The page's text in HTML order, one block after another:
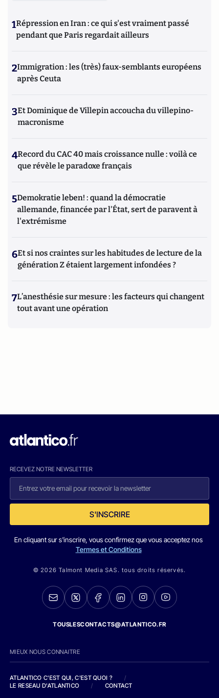
1Répression en Iran : ce qui s'est vraiment passé
pendant que Paris regardait ailleurs
2Immigration : les (très) faux-semblants européens
après Ceuta
3Et Dominique de Villepin accoucha du villepino-
macronisme
4Record du CAC 40 mais croissance nulle : voilà ce
que révèle le paradoxe français
5Demokratie leben! : quand la démocratie
allemande, financée par l'État, sert de paravent à
l'extrémisme
6Et si nos craintes sur les habitudes de lecture de la
génération Z étaient largement infondées ?
7L’anesthésie sur mesure : les facteurs qui changent
tout avant une opération
RECEVEZ NOTRE NEWSLETTER
S'INSCRIRE
En cliquant sur s'inscrire, vous confirmez que vous acceptez nos
Termes et Conditions
© 2026 Talmont Media SAS. tous droits réservés.
TOUSLESCONTACTS@ATLANTICO.FR
MIEUX NOUS CONNAITRE
ATLANTICO C'EST QUI, C'EST QUOI ?
/
LE RESEAU D'ATLANTICO
/ CONTACT